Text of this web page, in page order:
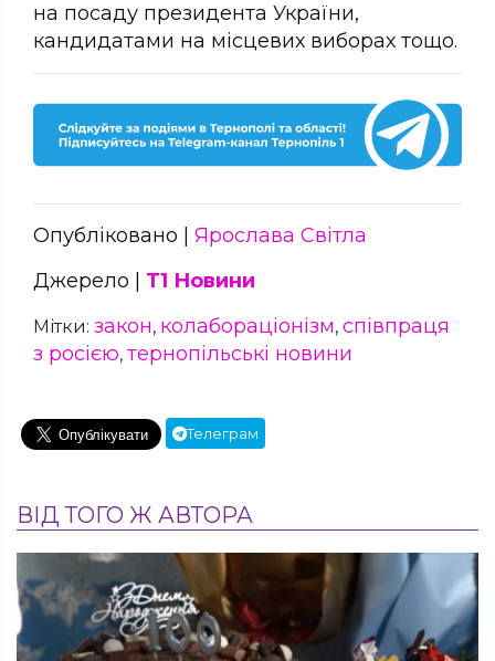
на посаду президента України,
кандидатами на місцевих виборах тощо.
Опубліковано | Ярослава Світла
Джерело | Т1 Новини
Мітки: закон, колабораціонізм, співпраця
з росією, тернопільські новини
Телеграм
ВІД ТОГО Ж АВТОРА